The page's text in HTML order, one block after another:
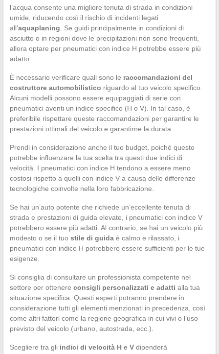
l’acqua consente una migliore tenuta di strada in condizioni
umide, riducendo così il rischio di incidenti legati
all’aquaplaning . Se guidi principalmente in condizioni di
asciutto o in regioni dove le precipitazioni non sono frequenti,
allora optare per pneumatici con indice H potrebbe essere più
adatto.
È necessario verificare quali sono le raccomandazioni del
costruttore automobilistico riguardo al tuo veicolo specifico.
Alcuni modelli possono essere equipaggiati di serie con
pneumatici aventi un indice specifico (H o V). In tal caso, è
preferibile rispettare queste raccomandazioni per garantire le
prestazioni ottimali del veicolo e garantirne la durata.
Prendi in considerazione anche il tuo budget, poiché questo
potrebbe influenzare la tua scelta tra questi due indici di
velocità. I pneumatici con indice H tendono a essere meno
costosi rispetto a quelli con indice V a causa delle differenze
tecnologiche coinvolte nella loro fabbricazione.
Se hai un’auto potente che richiede un’eccellente tenuta di
strada e prestazioni di guida elevate, i pneumatici con indice V
potrebbero essere più adatti. Al contrario, se hai un veicolo più
modesto o se il tuo stile di guidaè calmo e rilassato, i
pneumatici con indice H potrebbero essere sufficienti per le tue
esigenze.
Si consiglia di consultare un professionista competente nel
settore per ottenere consigli personalizzati e adatti alla tua
situazione specifica. Questi esperti potranno prendere in
considerazione tutti gli elementi menzionati in precedenza, così
come altri fattori come la regione geografica in cui vivi o l’uso
previsto del veicolo (urbano, autostrada, ecc.).
Scegliere tra gli indici di velocità H e Vdipenderà